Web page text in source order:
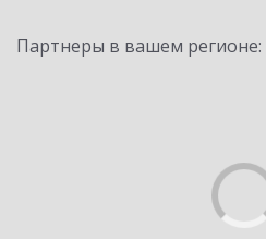
Партнеры в вашем регионе: